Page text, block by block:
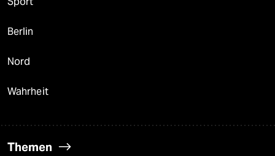
Berlin
Nord
Wahrheit
Themen